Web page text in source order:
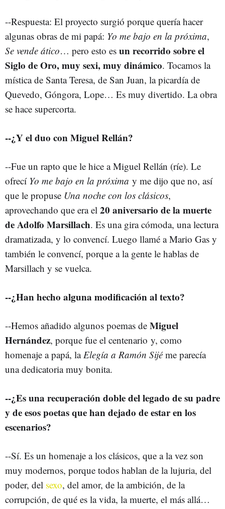
--Respuesta: El proyecto surgió porque quería hacer
algunas obras de mi papá: Yo me bajo en la próxima,
Se vende ático… pero esto es un recorrido sobre el
Siglo de Oro, muy sexi, muy dinámico. Tocamos la
mística de Santa Teresa, de San Juan, la picardía de
Quevedo, Góngora, Lope… Es muy divertido. La obra
se hace supercorta.
--¿Y el duo con Miguel Rellán?
--Fue un rapto que le hice a Miguel Rellán (ríe). Le
ofrecí Yo me bajo en la próxima y me dijo que no, así
que le propuse Una noche con los clásicos,
aprovechando que era el 20 aniversario de la muerte
de Adolfo Marsillach. Es una gira cómoda, una lectura
dramatizada, y lo convencí. Luego llamé a Mario Gas y
también le convencí, porque a la gente le hablas de
Marsillach y se vuelca.
--¿Han hecho alguna modificación al texto?
--Hemos añadido algunos poemas de Miguel
Hernández, porque fue el centenario y, como
homenaje a papá, la Elegía a Ramón Sijéme parecía
una dedicatoria muy bonita.
--¿Es una recuperación doble del legado de su padre
y de esos poetas que han dejado de estar en los
escenarios?
--Sí. Es un homenaje a los clásicos, que a la vez son
muy modernos, porque todos hablan de la lujuria, del
poder, del sexo, del amor, de la ambición, de la
corrupción, de qué es la vida, la muerte, el más allá…